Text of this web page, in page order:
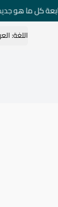
كل ما هو جديد
اللغة: